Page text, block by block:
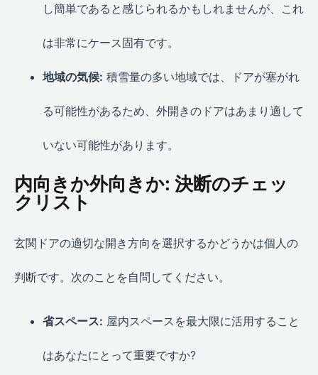
し簡単であると感じられるかもしれませんが、これ
は非常にケース固有です。
地域の気候: 積雪量の多い地域では、ドアが塞がれ
る可能性があるため、外開きのドアはあまり適して
いない可能性があります。
内向きか外向きか: 決断のチェッ
クリスト
玄関ドアの適切な開き方向を選択するかどうかは個人の
判断です。次のことを自問してください。
省スペース: 屋内スペースを最大限に活用すること
はあなたにとって重要ですか?